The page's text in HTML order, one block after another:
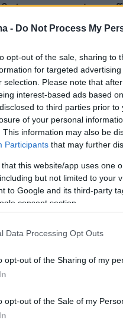
- Do Not Process My
opt-out of the sale, sharing to
for targeted
selection. Please note that
interest-based ads based
to third parties prior
of your personal
This information may also be
Participants that may further
that this website/app uses one
but not limited to your
to Google and its third-party
consent section.
Data Processing Opt Outs
opt-out of the Sharing of my
opt-out of the Sale of my
στην αγορά το
με το χθεσινό
από την αγορά
εμπιστοσύνης των
της ΔΕΗ
διεθνή
ετών.
Blackstone, η
Covalis Capital,
διεθνή
Νέα